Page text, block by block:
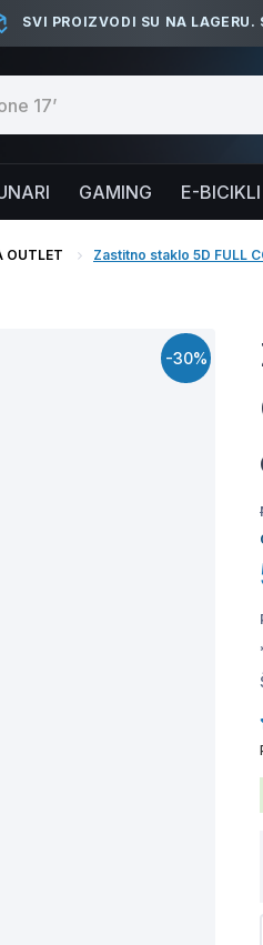
SVI PROIZVODI SU NA
GAMING E-BICIKLI
OUTLET Zastitno staklo 5D FULL
-30%